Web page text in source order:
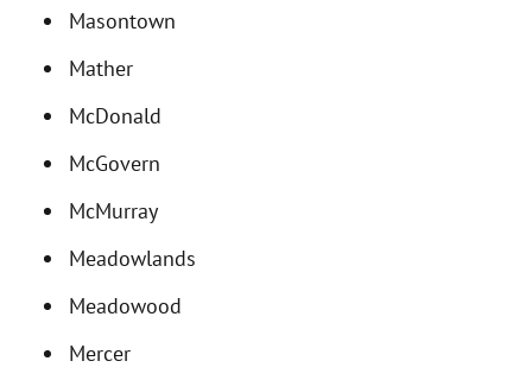
Masontown
Mather
McDonald
McGovern
McMurray
Meadowlands
Meadowood
Mercer